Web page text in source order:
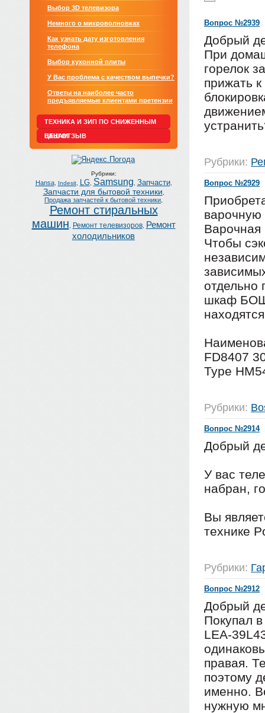
Выбор 3D телевизора
Немного о микроволновках
Как узнать дату изготовления
телефона
Выбор кухонной плиты
У Вас проблема с качеством выпечки?
Ответы на наиболее часто
предъявляемые клиентами претензии
ТЕХНИКА И ЗИП ПО СНИЖЕННЫМ
ЦЕНАМ
ВАШ ОТЗЫВ
Рубрики:
Hansa, Indesit, LG, Samsung Запчасти,
Запчасти для бытовой техники
Продажа запчастей к бытовой техники
Ремонт стиральных
машин
Ремонт телевизоров,
Ремонт
холодильников
Вопрос №2939
Добрый
При
горелок
прижать
Рубрики:
Вопрос №2929
Варочная
Чтобы
отдельно
шкаф БОШ
FD8407
Type
Рубрики:
Вопрос №2914
Добрый
У вас
набран,
Вы
технике
Рубрики:
Вопрос №2912
Добрый
Покупал
LEA-
правая.
поэтому
именно.
нужную